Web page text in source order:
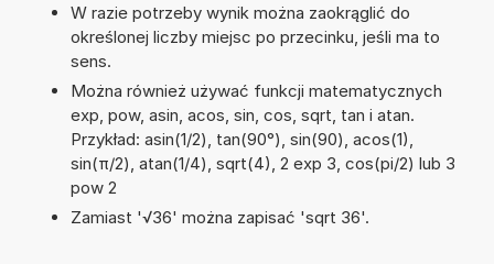
W razie potrzeby wynik można zaokrąglić do
określonej liczby miejsc po przecinku, jeśli ma to
sens.
Można również używać funkcji matematycznych
exp, pow, asin, acos, sin, cos, sqrt, tan i atan.
Przykład: asin(1/2), tan(90°), sin(90), acos(1),
sin(π/2), atan(1/4), sqrt(4), 2 exp 3, cos(pi/2) lub 3
pow 2
Zamiast '√36' można zapisać 'sqrt 36'.